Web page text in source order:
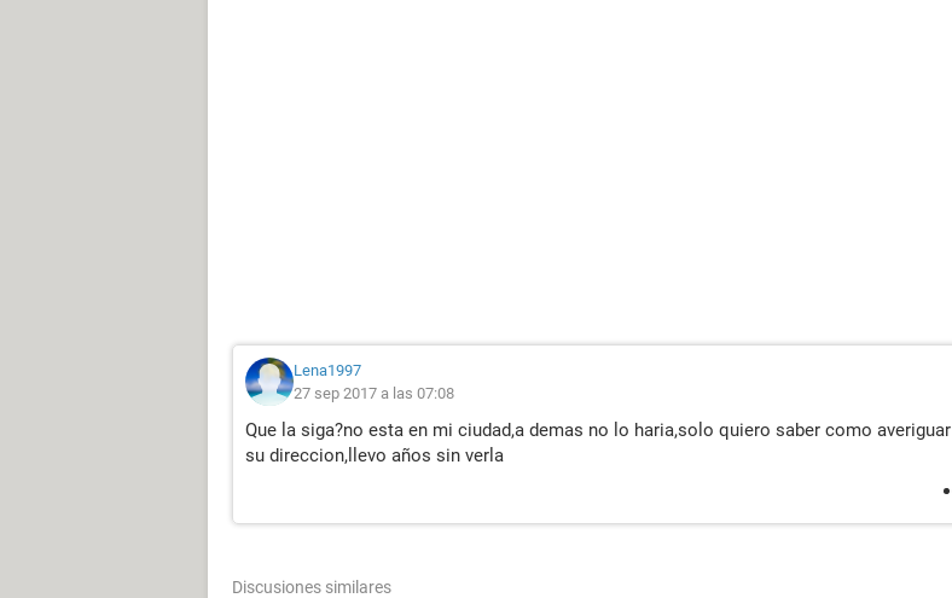
Lena1997
27 sep 2017 a las 07:08
Que la siga?no esta en mi ciudad,a demas no lo haria,solo quiero saber como averiguar
su direccion,llevo años sin verla
Discusiones similares